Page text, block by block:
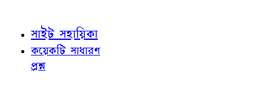
সাইট সহায়িকা
কয়েকটি সাধারণ
প্রশ্ন